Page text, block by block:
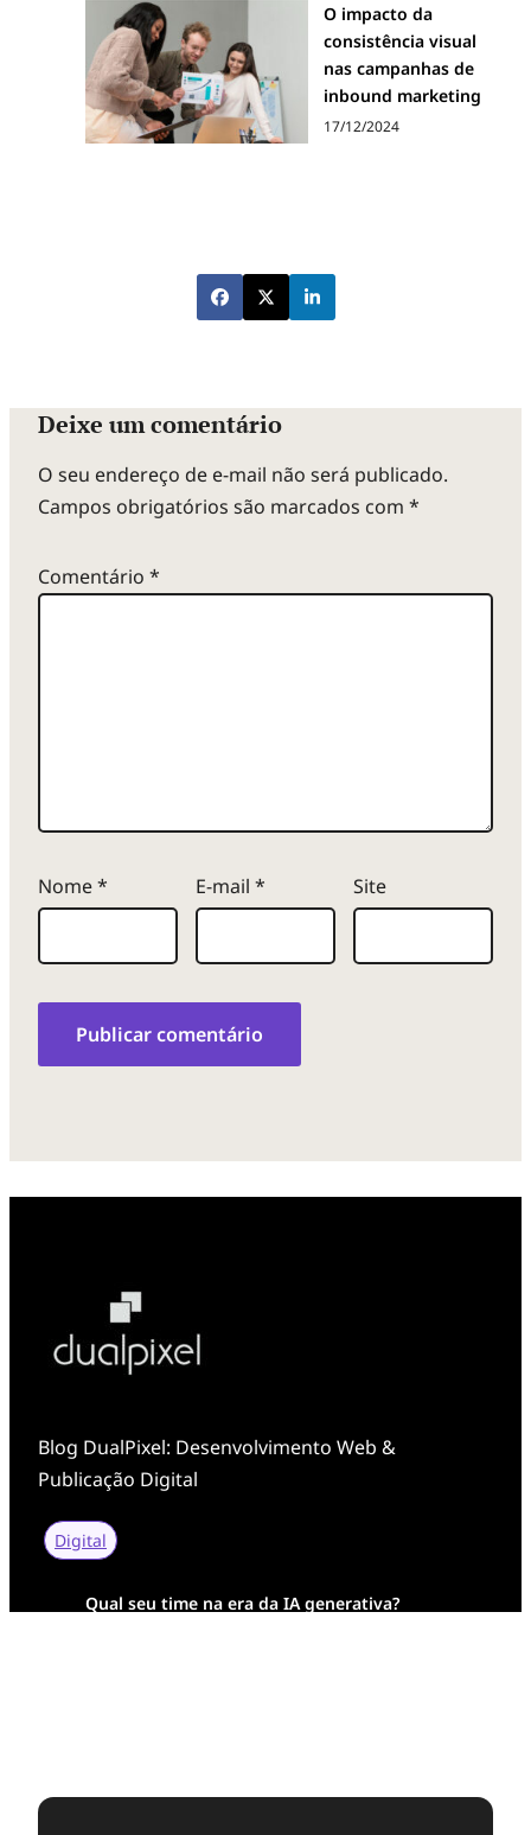
O impacto da
consistência visual
nas campanhas de
inbound marketing
17/12/2024
Deixe um comentário
O seu endereço de e-mail não será publicado.
Campos obrigatórios são marcados com *
Comentário *
Nome* E-mail * Site
Blog DualPixel: Desenvolvimento Web &
Publicação Digital
Digital
Qual seu time na era da IA generativa?